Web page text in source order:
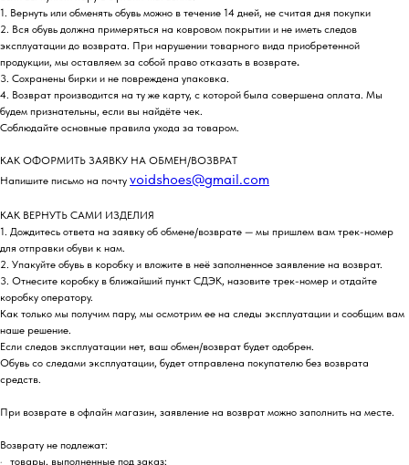
1. Вернуть или обменять обувь можно в течение 14 дней, не считая дня покупки
2. Вся обувь должна примеряться на ковровом покрытии и не иметь следов
эксплуатации до возврата. При нарушении товарного вида приобретенной
продукции, мы оставляем за собой право отказать в возврате.
3. Сохранены бирки и не повреждена упаковка.
4. Возврат производится на ту же карту, с которой была совершена оплата. Мы
будем признательны, если вы найдёте чек.
Соблюдайте основные правила ухода за товаром.
КАК ОФОРМИТЬ ЗАЯВКУ НА ОБМЕН/ВОЗВРАТ
Напишите письмо на почту voidshoes@gmail.com
КАК ВЕРНУТЬ САМИ ИЗДЕЛИЯ
1. Дождитесь ответа на заявку об обмене/возврате — мы пришлем вам трек-номер
для отправки обуви к нам.
2. Упакуйте обувь в коробку и вложите в неё заполненное заявление на возврат.
3. Отнесите коробку в ближайший пункт СДЭК, назовите трек-номер и отдайте
коробку оператору.
Как только мы получим пару, мы осмотрим ее на следы эксплуатации и сообщим вам
наше решение.
Если следов эксплуатации нет, ваш обмен/возврат будет одобрен.
Обувь со следами эксплуатации, будет отправлена покупателю без возврата
средств.
При возврате в офлайн магазин, заявление на возврат можно заполнить на месте.
Возврату не подлежат:
· товары, выполненные под заказ;